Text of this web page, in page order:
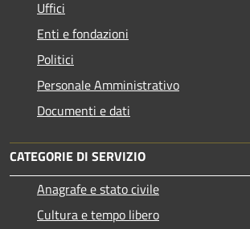
Uffici
Enti e fondazioni
Politici
Personale Amministrativo
Documenti e dati
CATEGORIE DI SERVIZIO
Anagrafe e stato civile
Cultura e tempo libero